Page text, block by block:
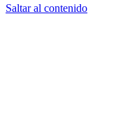
Saltar al contenido